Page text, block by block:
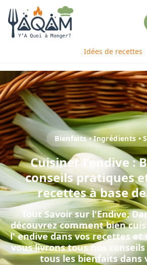
Idées de recettes
Bienfaits • Ingrédients •
Cuisiner endive:
conseils pratiques et
recettes à base
Tout Savoir sur l'Endive.
découvrez comment bien
l' endivedans vos recettes et
vous livrons tous nos
tous les bienfaits dans